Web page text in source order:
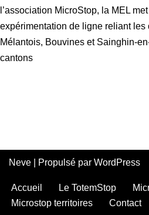
l’association MicroStop, la MEL
expérimentation de ligne reliant
Mélantois, Bouvines et Sainghin-
cantons
Neve | Propulsé par WordPress
Accueil Le TotemStop
Microstop territoires
Contact